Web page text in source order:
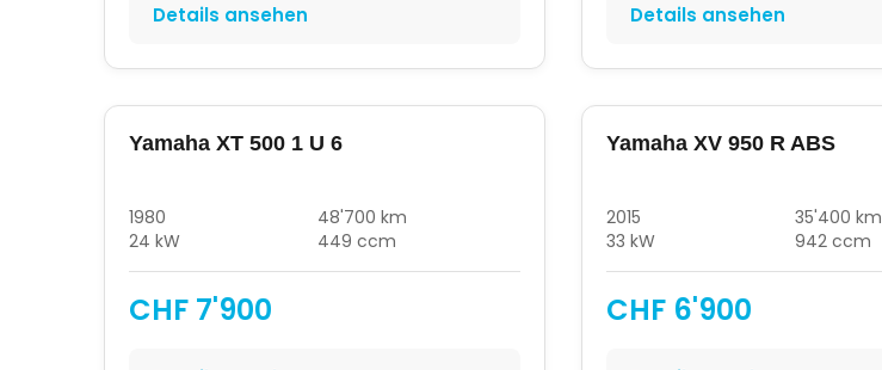
Details ansehen Details ansehen
Yamaha XT 500 1 U 6
1980
48'700 km
24 kW
449 ccm
CHF 7'900
Yamaha XV 950 R ABS
2015
35'400 km
33 kW
942 ccm
CHF 6'900